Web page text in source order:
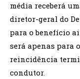
média receberá
diretor-geral do
para o benefício
será apenas para
reincidência
condutor.